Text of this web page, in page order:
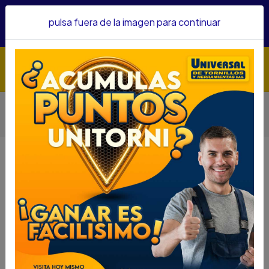
confianza&nbsp;Recibe un KIT PARRILLERO por compras
Inicio Herramientas
Herramienta Manual
Otras Herramientas Manuales
MARCO SEGUETA 3/16 X 4 T LIVIANO CAUCHOLAND
MARCO SEGUETA 3/16 X 4 T
LIVIANO CAUCHOLAND
DESCRIPCIÓN
MARCO SEGUETA 3/16 X 4 T LIVIANO
CAUCHOLAND
SKU...67560020
DESCRIPCION...
MG CAUCHOLAND
pulsa fuera de la imagen para continuar